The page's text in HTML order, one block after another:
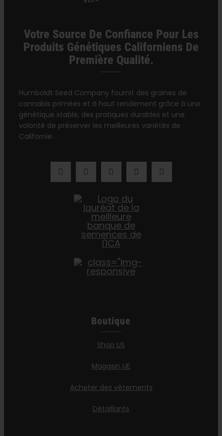
Votre Source De Confiance Pour Les
Produits Génétiques Californiens De
Première Qualité.
Humboldt Seed Company fournit des graines de
cannabis primées et à haut rendement grâce à une
génétique stable, des pratiques durables et une
volonté de préserver les meilleures variétés de
Californie.
Boutique
Shop US
Magasin UE
Acheter des vêtements
Détaillants